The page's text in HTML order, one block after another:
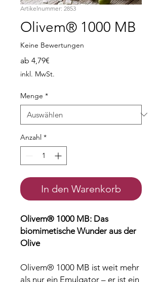
Artikelnummer: 2853
Olivem® 1000 MB
Keine Bewertungen
ab 4,79€
Preis
inkl. MwSt.
Menge *
Anzahl *
In den Warenkorb
Olivem® 1000 MB: Das
biomimetische Wunder aus der
Olive
Olivem® 1000 MB ist weit mehr
als nur ein Emulgator – er ist ein